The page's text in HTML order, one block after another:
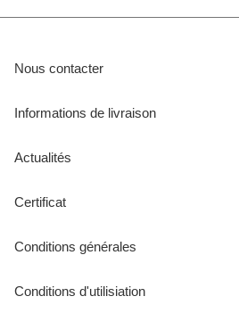
Nous contacter
Informations de livraison
Actualités
Certificat
Conditions générales
Conditions d'utilisiation